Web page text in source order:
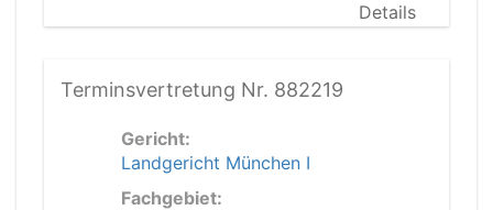
Details
Terminsvertretung Nr. 882219
Gericht:
Landgericht München I
Fachgebiet: